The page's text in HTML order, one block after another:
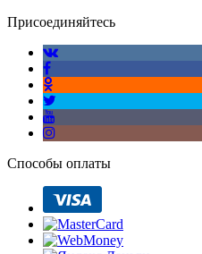
Присоединяйтесь
Способы оплаты